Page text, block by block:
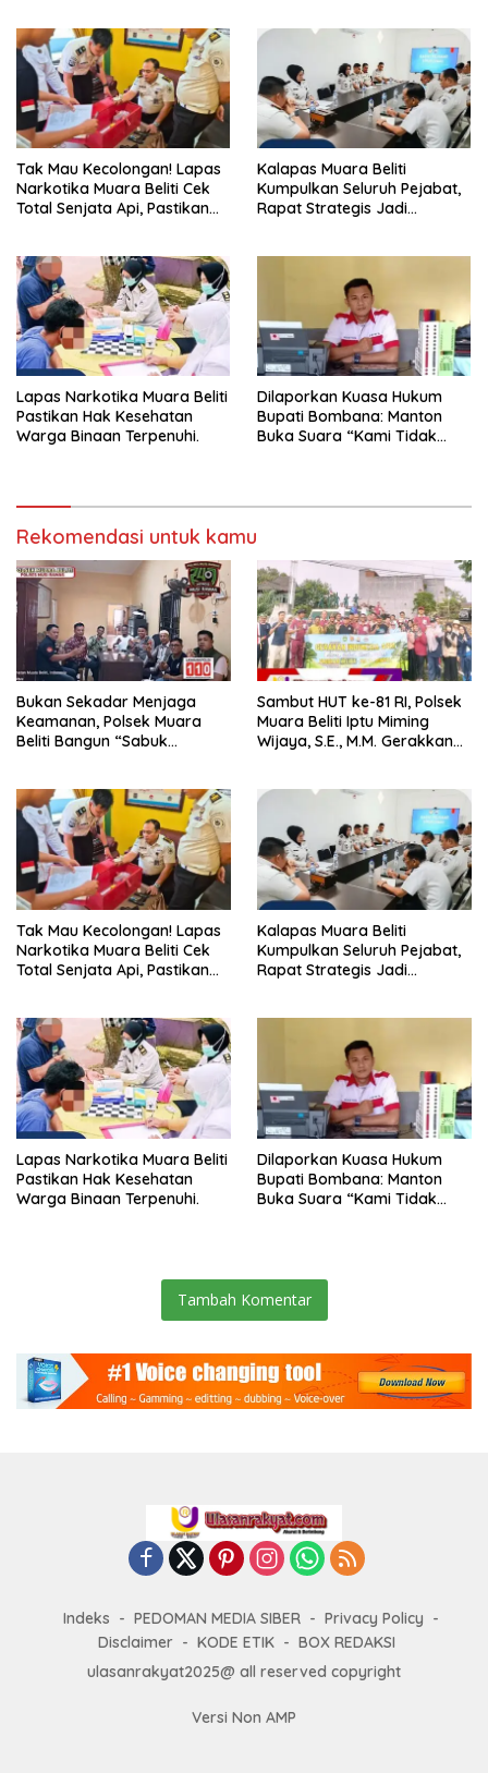
Tak Mau Kecolongan! Lapas
Narkotika Muara Beliti Cek
Total Senjata Api, Pastikan
Kalapas Muara Beliti
Kumpulkan Seluruh Pejabat,
Rapat Strategis Jadi
Lapas Narkotika Muara Beliti
Pastikan Hak Kesehatan
Warga Binaan Terpenuhi.
Dilaporkan Kuasa Hukum
Bupati Bombana: Manton
Buka Suara “Kami Tidak
Rekomendasi untuk kamu
Bukan Sekadar Menjaga
Keamanan, Polsek Muara
Beliti Bangun “Sabuk
Sambut HUT ke-81 RI, Polsek
Muara Beliti Iptu Miming
Wijaya, S.E., M.M. Gerakkan
Tak Mau Kecolongan! Lapas
Narkotika Muara Beliti Cek
Total Senjata Api, Pastikan
Kalapas Muara Beliti
Kumpulkan Seluruh Pejabat,
Rapat Strategis Jadi
Lapas Narkotika Muara Beliti
Pastikan Hak Kesehatan
Warga Binaan Terpenuhi.
Dilaporkan Kuasa Hukum
Bupati Bombana: Manton
Buka Suara “Kami Tidak
Tambah Komentar
Indeks PEDOMAN MEDIA SIBER
Privacy Policy
Disclaimer
KODE ETIK
BOX REDAKSI
ulasanrakyat2025@ all reserved copyright
Versi Non AMP